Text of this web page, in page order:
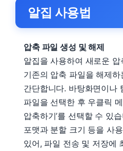
알집 사용법
압축 파일 생성 및 해제
알집을 사용하여 새로운
기존의 압축 파일을 해제
간단합니다. 바탕화면이나
파일을 선택한 후 우클릭
압축하기’를 선택할 수 있
포맷과 분할 크기 등을 사
있어, 파일 전송 및 저장에